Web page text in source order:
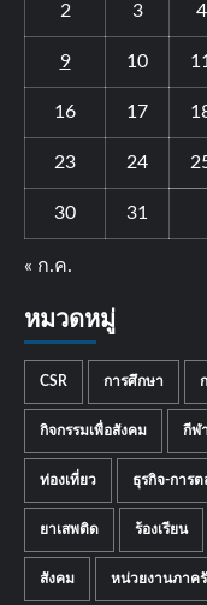
2 3 4
9 10
16 17
23 24
30 31
« ก.ค.
หมวดหมู่
CSR การศึกษา
กิจกรรมเพื่อสังคม กีฬ
ท่องเที่ยว ธุรกิจ-การ
ยาเสพติด ร้องเรียน
สังคม หน่วยงานภาค